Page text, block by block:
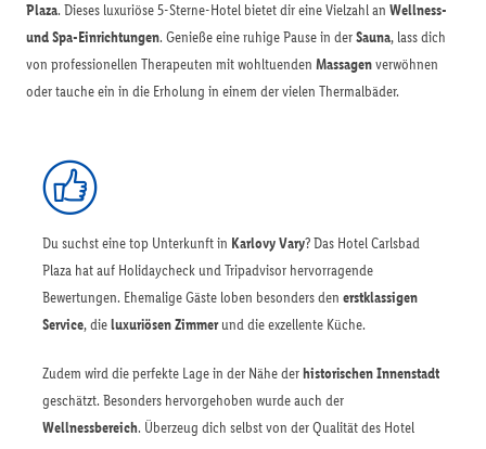
Plaza. Dieses luxuriöse 5-Sterne-Hotel bietet dir eine Vielzahl an Wellness-
und Spa-Einrichtungen. Genieße eine ruhige Pause in derSauna, lass dich
von professionellen Therapeuten mit wohltuenden Massagenverwöhnen
oder tauche ein in die Erholung in einem der vielen Thermalbäder.
Du suchst eine top Unterkunft in Karlovy Vary? Das Hotel Carlsbad
Plaza hat auf Holidaycheck und Tripadvisor hervorragende
Bewertungen. Ehemalige Gäste loben besonders den erstklassigen
Service, dieluxuriösen Zimmerund die exzellente Küche.
Zudem wird die perfekte Lage in der Nähe derhistorischen Innenstadt
geschätzt. Besonders hervorgehoben wurde auch der
Wellnessbereich. Überzeug dich selbst von der Qualität des Hotel